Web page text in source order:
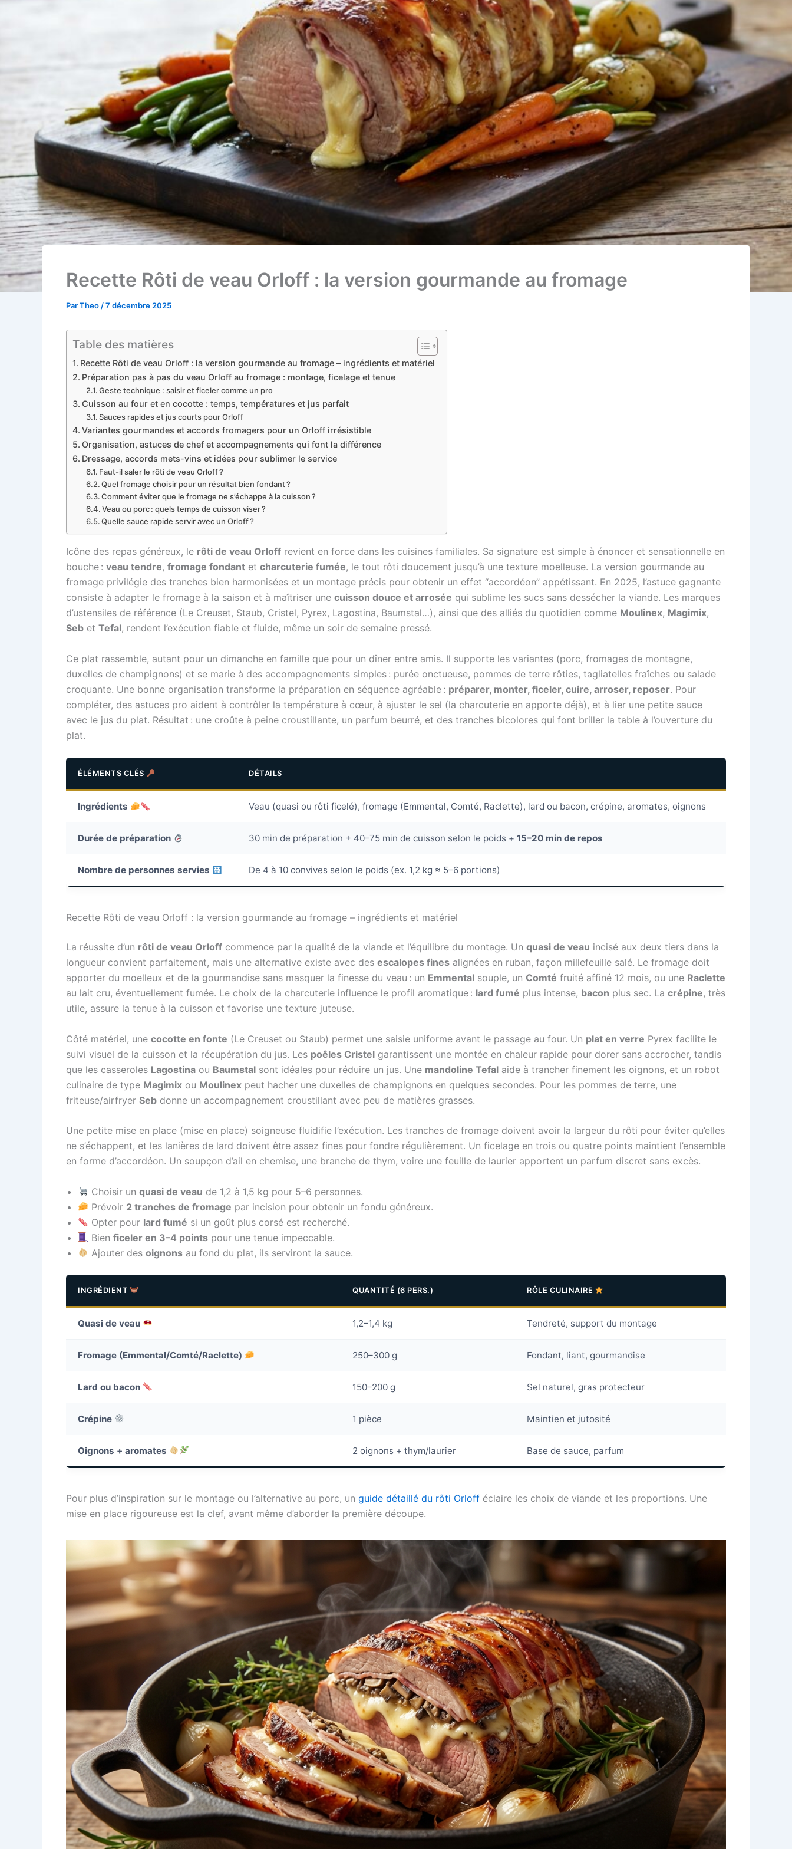
Recette Rôti de veau Orloff : la version gourmande au fromage
ParTheo /7 décembre 2025
Table des matières
Recette Rôti de veau Orloff : la version gourmande au fromage – ingrédients et matériel
Préparation pas à pas du veau Orloff au fromage : montage, ficelage et tenue
Geste technique : saisir et ficeler comme un pro
Cuisson au four et en cocotte : temps, températures et jus parfait
Sauces rapides et jus courts pour Orloff
Variantes gourmandes et accords fromagers pour un Orloff irrésistible
Organisation, astuces de chef et accompagnements qui font la différence
Dressage, accords mets-vins et idées pour sublimer le service
Faut-il saler le rôti de veau Orloff ?
Quel fromage choisir pour un résultat bien fondant ?
Comment éviter que le fromage ne s’échappe à la cuisson ?
Veau ou porc : quels temps de cuisson viser ?
Quelle sauce rapide servir avec un Orloff ?
Icône des repas généreux, le rôti de veau Orloff revient en force dans les cuisines familiales. Sa signature est simple à énoncer et sensationnelle en
bouche : veau tendre, fromage fondant et charcuterie fumée, le tout rôti doucement jusqu’à une texture moelleuse. La version gourmande au
fromage privilégie des tranches bien harmonisées et un montage précis pour obtenir un effet “accordéon” appétissant. En 2025, l’astuce gagnante
consiste à adapter le fromage à la saison et à maîtriser une cuisson douce et arrosée qui sublime les sucs sans dessécher la viande. Les marques
d’ustensiles de référence (Le Creuset, Staub, Cristel, Pyrex, Lagostina, Baumstal…), ainsi que des alliés du quotidien comme Moulinex, Magimix,
Seb et Tefal, rendent l’exécution fiable et fluide, même un soir de semaine pressé.
Ce plat rassemble, autant pour un dimanche en famille que pour un dîner entre amis. Il supporte les variantes (porc, fromages de montagne,
duxelles de champignons) et se marie à des accompagnements simples : purée onctueuse, pommes de terre rôties, tagliatelles fraîches ou salade
croquante. Une bonne organisation transforme la préparation en séquence agréable : préparer, monter, ficeler, cuire, arroser, reposer. Pour
compléter, des astuces pro aident à contrôler la température à cœur, à ajuster le sel (la charcuterie en apporte déjà), et à lier une petite sauce
avec le jus du plat. Résultat : une croûte à peine croustillante, un parfum beurré, et des tranches bicolores qui font briller la table à l’ouverture du
plat.
ÉLÉMENTS CLÉS DÉTAILS
Ingrédients Veau (quasi ou rôti ficelé), fromage (Emmental, Comté, Raclette), lard ou bacon, crépine, aromates, oignons
Durée de préparation 30 min de préparation + 40–75 min de cuisson selon le poids + 15–20 min de repos
Nombre de personnes servies De 4 à 10 convives selon le poids (ex. 1,2 kg ≈ 5–6 portions)
Recette Rôti de veau Orloff : la version gourmande au fromage – ingrédients et matériel
La réussite d’un rôti de veau Orloff commence par la qualité de la viande et l’équilibre du montage. Un quasi de veau incisé aux deux tiers dans la
longueur convient parfaitement, mais une alternative existe avec des escalopes fines alignées en ruban, façon millefeuille salé. Le fromage doit
apporter du moelleux et de la gourmandise sans masquer la finesse du veau : un Emmental souple, un Comté fruité affiné 12 mois, ou une Raclette
au lait cru, éventuellement fumée. Le choix de la charcuterie influence le profil aromatique : lard fumé plus intense, bacon plus sec. La crépine, très
utile, assure la tenue à la cuisson et favorise une texture juteuse.
Côté matériel, une cocotte en fonte (Le Creuset ou Staub) permet une saisie uniforme avant le passage au four. Un plat en verre Pyrex facilite le
suivi visuel de la cuisson et la récupération du jus. Les poêles Cristel garantissent une montée en chaleur rapide pour dorer sans accrocher, tandis
que les casseroles Lagostina ou Baumstal sont idéales pour réduire un jus. Une mandoline Tefal aide à trancher finement les oignons, et un robot
culinaire de type Magimix ou Moulinex peut hacher une duxelles de champignons en quelques secondes. Pour les pommes de terre, une
friteuse/airfryer Seb donne un accompagnement croustillant avec peu de matières grasses.
Une petite mise en place (mise en place) soigneuse fluidifie l’exécution. Les tranches de fromage doivent avoir la largeur du rôti pour éviter qu’elles
ne s’échappent, et les lanières de lard doivent être assez fines pour fondre régulièrement. Un ficelage en trois ou quatre points maintient l’ensemble
en forme d’accordéon. Un soupçon d’ail en chemise, une branche de thym, voire une feuille de laurier apportent un parfum discret sans excès.
Choisir unquasi de veau de 1,2 à 1,5 kg pour 5–6 personnes.
Prévoir 2 tranches de fromage par incision pour obtenir un fondu généreux.
Opter pour lard fumé si un goût plus corsé est recherché.
Bienficeler en 3–4 points pour une tenue impeccable.
Ajouter desoignons au fond du plat, ils serviront la sauce.
INGRÉDIENT QUANTITÉ (6 PERS.) RÔLE CULINAIRE
Quasi de veau 1,2–1,4 kg Tendreté, support du montage
Fromage (Emmental/Comté/Raclette) 250–300 g Fondant, liant, gourmandise
Lard ou bacon 150–200 g Sel naturel, gras protecteur
Crépine 1 pièce Maintien et jutosité
Oignons + aromates 2 oignons + thym/laurier Base de sauce, parfum
Pour plus d’inspiration sur le montage ou l’alternative au porc, un guide détaillé du rôti Orloff éclaire les choix de viande et les proportions. Une
mise en place rigoureuse est la clef, avant même d’aborder la première découpe.